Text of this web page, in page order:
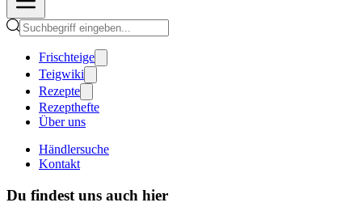
Frischteige
Teigwiki
Rezepte
Rezepthefte
Über uns
Händlersuche
Kontakt
Du findest uns auch hier